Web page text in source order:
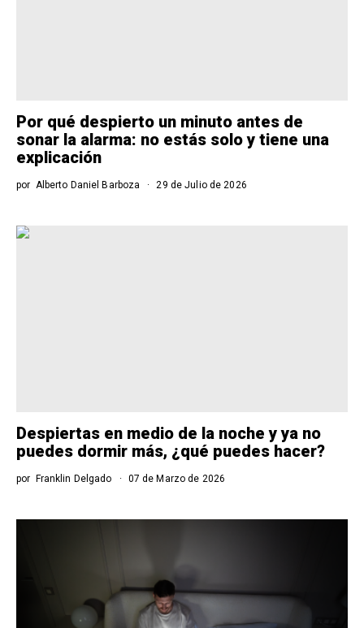
Por qué despierto un minuto antes de
sonar la alarma: no estás solo y tiene una
explicación
por Alberto Daniel Barboza 29 de Julio de 2026
Despiertas en medio de la noche y ya no
puedes dormir más, ¿qué puedes hacer?
por Franklin Delgado 07 de Marzo de 2026